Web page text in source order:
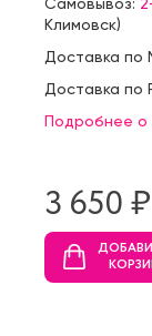
Климовск)
Доставка по
Доставка по
Подробнее о
3 650 ₷